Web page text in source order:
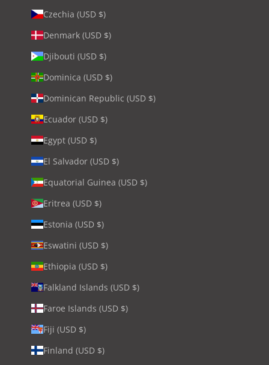
Czechia (USD $)
Denmark (USD $)
Djibouti (USD $)
Dominica (USD $)
Dominican Republic (USD $)
Ecuador (USD $)
Egypt (USD $)
El Salvador (USD $)
Equatorial Guinea (USD $)
Eritrea (USD $)
Estonia (USD $)
Eswatini (USD $)
Ethiopia (USD $)
Falkland Islands (USD $)
Faroe Islands (USD $)
Fiji (USD $)
Finland (USD $)